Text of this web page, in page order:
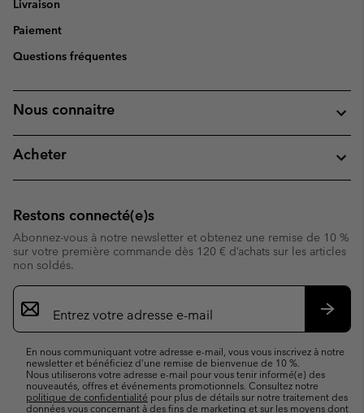
Livraison
Paiement
Questions fréquentes
Nous connaitre
Acheter
Restons connecté(e)s
Abonnez-vous à notre newsletter et obtenez une remise de 10 %
sur votre première commande dès 120 € d’achats sur les articles
non soldés.
Inscription
par
e-
En nous communiquant votre adresse e-mail, vous vous inscrivez à notre
newsletter et bénéficiez d’une remise de bienvenue de 10 %.
Nous utiliserons votre adresse e-mail pour vous tenir informé(e) des
nouveautés, offres et événements promotionnels. Consultez notre
politique de confidentialité pour plus de détails sur notre traitement des
données vous concernant à des fins de marketing et sur les moyens dont